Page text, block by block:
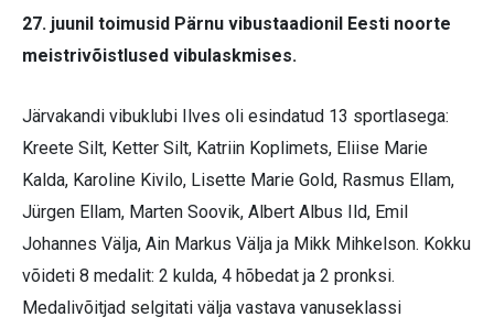
27. juunil toimusid Pärnu vibustaadionil Eesti noorte
meistrivõistlused vibulaskmises.
Järvakandi vibuklubi Ilves oli esindatud 13 sportlasega:
Kreete Silt, Ketter Silt, Katriin Koplimets, Eliise Marie
Kalda, Karoline Kivilo, Lisette Marie Gold, Rasmus Ellam,
Jürgen Ellam, Marten Soovik, Albert Albus Ild, Emil
Johannes Välja, Ain Markus Välja ja Mikk Mihkelson. Kokku
võideti 8 medalit: 2 kulda, 4 hõbedat ja 2 pronksi.
Medalivõitjad selgitati välja vastava vanuseklassi